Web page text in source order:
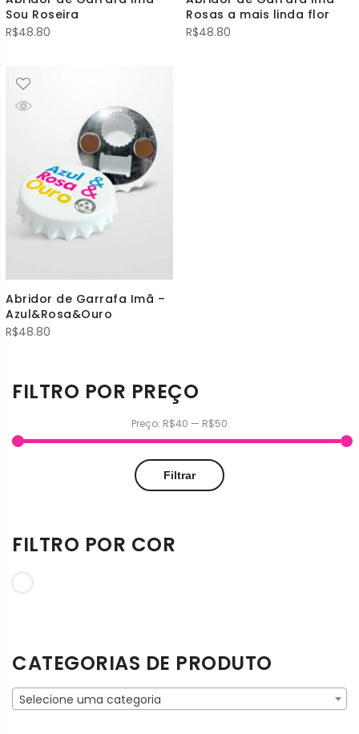
Sou Roseira
R$48.80
Rosas a mais linda flor
R$48.80
Abridor de Garrafa Imã –
Azul&Rosa&Ouro
R$48.80
FILTRO POR PREÇO
Preço
mínimo
Preço
máximo
Filtrar
Preço: R$40 — R$50
FILTRO POR COR
Branco
CATEGORIAS DE PRODUTO
Selecione uma categoria